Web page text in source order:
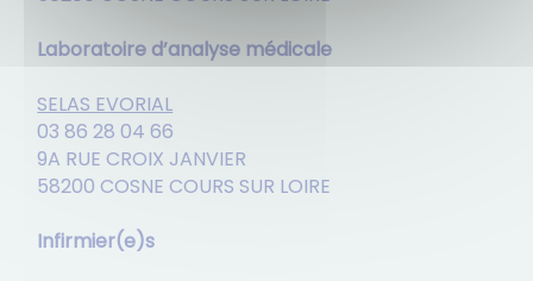
Laboratoire d’analyse médicale
SELAS EVORIAL
03 86 28 04 66
9A RUE CROIX JANVIER
58200 COSNE COURS SUR LOIRE
Infirmier(e)s